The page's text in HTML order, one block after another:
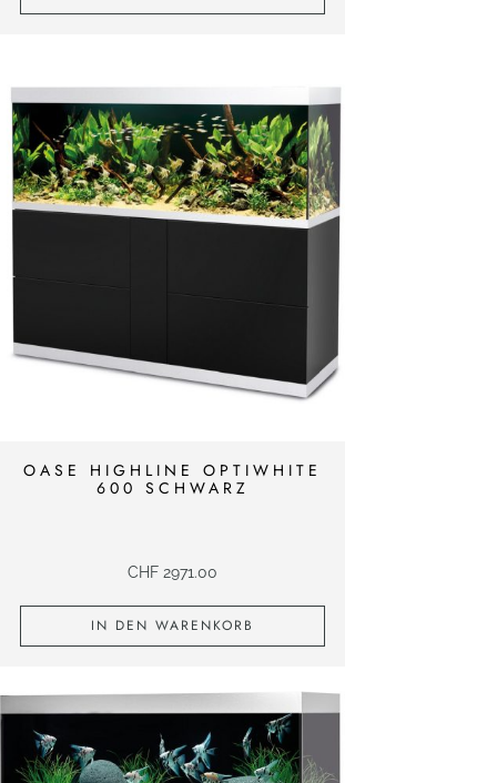
OASE HIGHLINE OPTIWHITE
600 SCHWARZ
CHF 2971.00
IN DEN WARENKORB